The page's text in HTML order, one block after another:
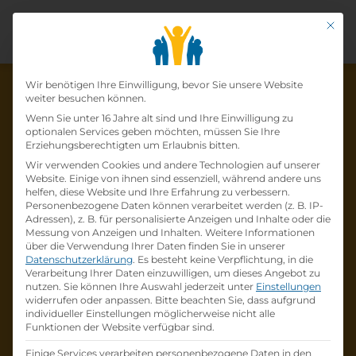
Die Lehrstelle wurde schon
besetzt!
Die LehrstelleLehre zum Verfahrenstechniker
für die Getreidewirtschaft (m/w/d)bei
SAATBAU LINZ eGenist schonbesetzt.
Firmenprofil besuchen
Andere Lehrstelle suchen
Mit
Datenschutz-
Wir benötigen Ihre Einwilligung, bevor Sie unsere Website
weiter besuchen können.
Wenn Sie unter 16 Jahre alt sind und Ihre Einwilligung zu
optionalen Services geben möchten, müssen Sie Ihre
Erziehungsberechtigten um Erlaubnis bitten.
Wir verwenden Cookies und andere Technologien auf unserer
Website. Einige von ihnen sind essenziell, während andere uns
helfen, diese Website und Ihre Erfahrung zu verbessern.
Personenbezogene Daten können verarbeitet werden (z. B. IP-
Adressen), z. B. für personalisierte Anzeigen und Inhalte oder die
Messung von Anzeigen und Inhalten. Weitere Informationen
über die Verwendung Ihrer Daten finden Sie in unserer
Datenschutzerklärung. Es besteht keine Verpflichtung, in die
Verarbeitung Ihrer Daten einzuwilligen, um dieses Angebot zu
nutzen. Sie können Ihre Auswahl jederzeit unter Einstellungen
widerrufen oder anpassen. Bitte beachten Sie, dass aufgrund
individueller Einstellungen möglicherweise nicht alle
Funktionen der Website verfügbar sind.
Einige Services verarbeiten personenbezogene Daten in den